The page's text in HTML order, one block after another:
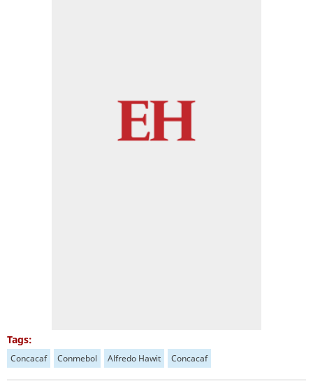
Tags:
Concacaf Conmebol Alfredo Hawit Concacaf